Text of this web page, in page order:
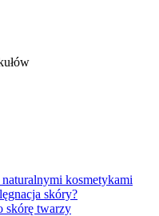
kosmetykami
skóry?
skórę twarzy